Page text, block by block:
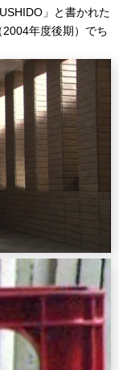
」と書かれた
年度後期）でち